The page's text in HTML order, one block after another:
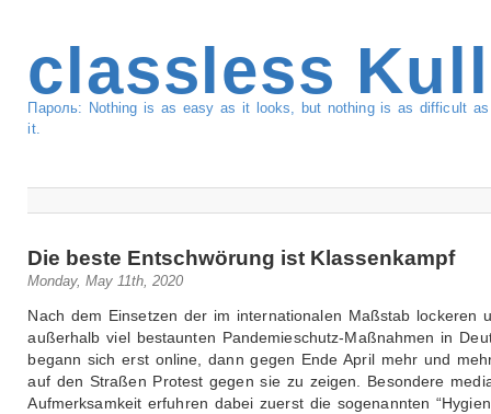
classless
Пароль: Nothing is as easy as it looks, but nothing is as difficult
it.
Die beste Entschwörung ist Klassenkampf
Monday, May 11th, 2020
Nach dem Einsetzen der im internationalen Maßstab lockeren
außerhalb viel bestaunten Pandemieschutz-Maßnahmen in
begann sich erst online, dann gegen Ende April mehr und
auf den Straßen Protest gegen sie zu zeigen. Besondere
Aufmerksamkeit erfuhren dabei zuerst die sogenannten